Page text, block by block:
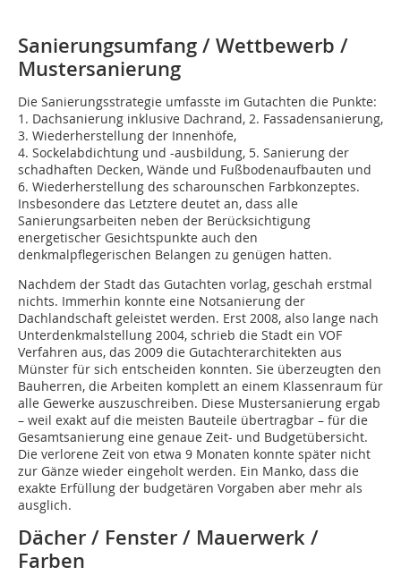
Sanierungsumfang / Wettbewerb /
Mustersanierung
Die Sanierungsstrategie umfasste im Gutachten die Punkte:
1. Dachsanierung inklusive Dachrand, 2. Fassadensanierung,
3. Wiederherstellung der Innenhöfe,
4. Sockelabdichtung und -ausbildung, 5. Sanierung der
schadhaften Decken, Wände und Fußbodenaufbauten und
6. Wiederherstellung des scharounschen Farbkonzeptes.
Insbesondere das Letztere deutet an, dass alle
Sanierungsarbeiten neben der Berücksichtigung
energetischer Gesichtspunkte auch den
denkmalpflegerischen Belangen zu genügen hatten.
Nachdem der Stadt das Gutachten vorlag, geschah erstmal
nichts. Immerhin konnte eine Notsanierung der
Dachlandschaft geleistet werden. Erst 2008, also lange nach
Unterdenkmalstellung 2004, schrieb die Stadt ein VOF
Verfahren aus, das 2009 die Gutachterarchitekten aus
Münster für sich entscheiden konnten. Sie überzeugten den
Bauherren, die Arbeiten komplett an einem Klassenraum für
alle Gewerke auszuschreiben. Diese Mustersanierung ergab
– weil exakt auf die meisten Bauteile übertragbar – für die
Gesamtsanierung eine genaue Zeit- und Budgetübersicht.
Die verlorene Zeit von etwa 9 Monaten konnte später nicht
zur Gänze wieder eingeholt werden. Ein Manko, dass die
exakte Erfüllung der budgetären Vorgaben aber mehr als
ausglich.
Dächer / Fenster / Mauerwerk /
Farben